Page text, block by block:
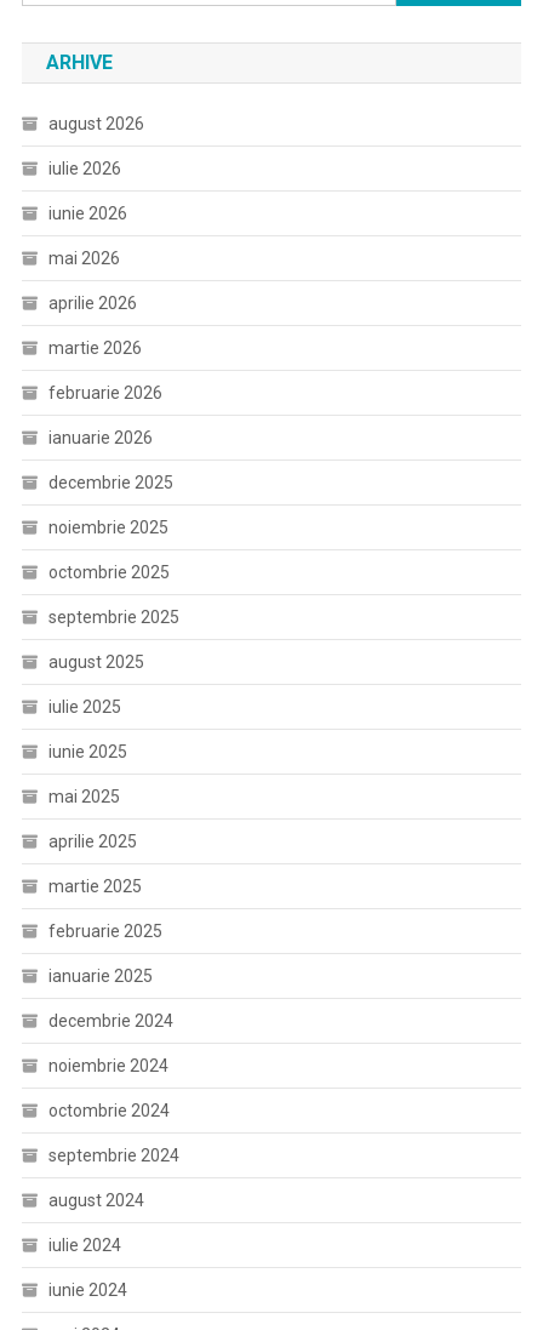
după:
ARHIVE
august 2026
iulie 2026
iunie 2026
mai 2026
aprilie 2026
martie 2026
februarie 2026
ianuarie 2026
decembrie 2025
noiembrie 2025
octombrie 2025
septembrie 2025
august 2025
iulie 2025
iunie 2025
mai 2025
aprilie 2025
martie 2025
februarie 2025
ianuarie 2025
decembrie 2024
noiembrie 2024
octombrie 2024
septembrie 2024
august 2024
iulie 2024
iunie 2024